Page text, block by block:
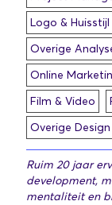
Logo & Huisstijl
Overige
Online
Film & Video
Overige
Ruim 20 jaar
development,
mentaliteit en